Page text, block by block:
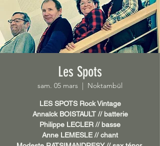
Les Spots
sam. 05 mars Noktambül
LES SPOTS Rock Vintage
Annaïck BOISTAULT // batterie
Philippe LECLER // basse
Anne LEMESLE // chant